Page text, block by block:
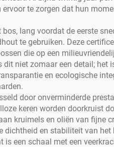
te zorgen dat hun
lang voordat de eerste
te gebruiken. Deze
die op een
niet zomaar een detail;
en ecologische
door onverminderde
keren worden doorkruist
kruimels en oliën van fijne
dichtheid en stabiliteit van
is een schaal met een